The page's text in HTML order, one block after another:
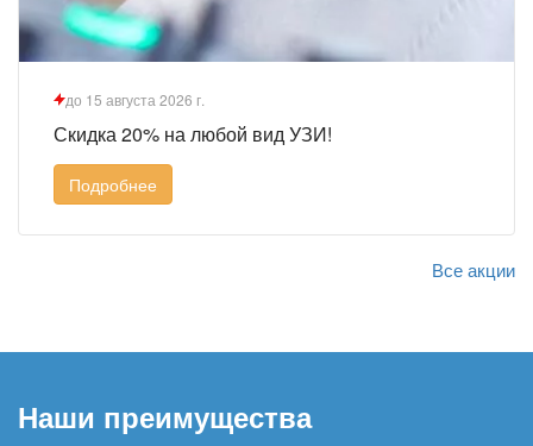
до 15 августа 2026 г.
Скидка 20% на любой вид УЗИ!
Подробнее
Все акции
Наши преимущества